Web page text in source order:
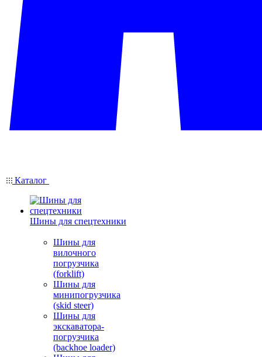
Каталог
Шины для спецтехники
Шины для
вилочного
погрузчика
(forklift)
Шины для
минипогрузчика
(skid steer)
Шины для
экскаватора-
погрузчика
(backhoe loader)